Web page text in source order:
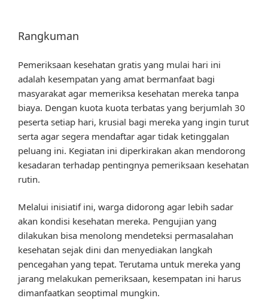
Rangkuman
Pemeriksaan kesehatan gratis yang mulai hari ini
adalah kesempatan yang amat bermanfaat bagi
masyarakat agar memeriksa kesehatan mereka tanpa
biaya. Dengan kuota kuota terbatas yang berjumlah 30
peserta setiap hari, krusial bagi mereka yang ingin turut
serta agar segera mendaftar agar tidak ketinggalan
peluang ini. Kegiatan ini diperkirakan akan mendorong
kesadaran terhadap pentingnya pemeriksaan kesehatan
rutin.
Melalui inisiatif ini, warga didorong agar lebih sadar
akan kondisi kesehatan mereka. Pengujian yang
dilakukan bisa menolong mendeteksi permasalahan
kesehatan sejak dini dan menyediakan langkah
pencegahan yang tepat. Terutama untuk mereka yang
jarang melakukan pemeriksaan, kesempatan ini harus
dimanfaatkan seoptimal mungkin.